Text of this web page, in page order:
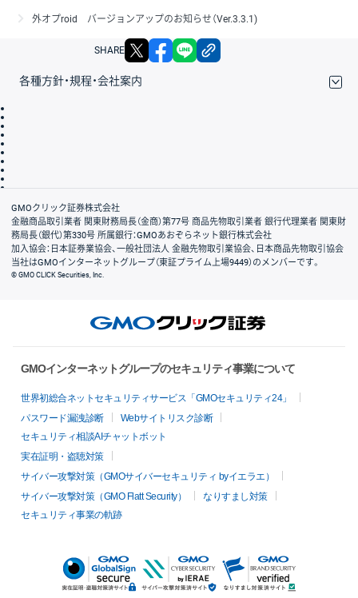
外オプroid バージョンアップのお知らせ（Ver.3.3.1)
SHARE X facebook
各種方針・規程・会社案内
会社案内
GMOクリック証券株式会社
金融商品取引業者 関東財務局長（金商）第77号 商品先物取引業者 銀行代理業者 関東財
務局長（銀代）第330号 所属銀行：GMOあおぞらネット銀行株式会社
加入協会：日本証券業協会、一般社団法人 金融先物取引業協会、日本商品先物取引協会
当社はGMOインターネットグループ（東証プライム上場9449）のメンバーです。
© GMO CLICK Securities, Inc.
GMOインターネットグループのセキュリティ事業について
世界初総合ネットセキュリティサービス「GMOセキュリティ24」
パスワード漏洩診断
Webサイトリスク診断
セキュリティ相談AIチャットボット
実在証明・盗聴対策
サイバー攻撃対策（GMOサイバーセキュリティ byイエラエ）
サイバー攻撃対策（GMO Flatt Security）
なりすまし対策
セキュリティ事業の軌跡